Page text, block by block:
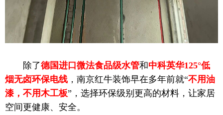
除了德国进口微法食品级水管和中科英华125°低
烟无卤环保电线 ，南京红牛装饰早在多年前就“不用油
漆，不用木工板”，选择环保级别更高的材料，让家居
空间更健康、安全。